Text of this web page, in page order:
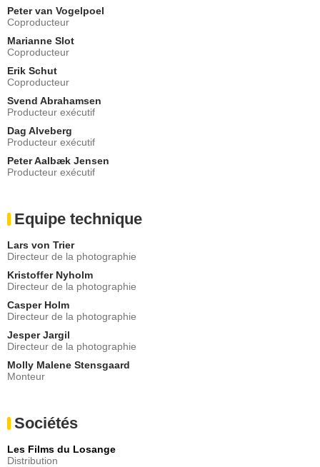
Peter van Vogelpoel
Coproducteur
Marianne Slot
Coproducteur
Erik Schut
Coproducteur
Svend Abrahamsen
Producteur exécutif
Dag Alveberg
Producteur exécutif
Peter Aalbæk Jensen
Producteur exécutif
Equipe technique
Lars von Trier
Directeur de la photographie
Kristoffer Nyholm
Directeur de la photographie
Casper Holm
Directeur de la photographie
Jesper Jargil
Directeur de la photographie
Molly Malene Stensgaard
Monteur
Sociétés
Les Films du Losange
Distribution